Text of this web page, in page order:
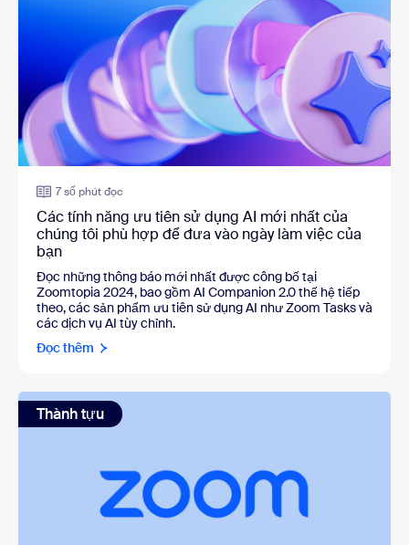
7 số phút đọc
Các tính năng ưu tiên sử dụng AI mới nhất của
chúng tôi phù hợp để đưa vào ngày làm việc của
bạn
Đọc những thông báo mới nhất được công bố tại
Zoomtopia 2024, bao gồm AI Companion 2.0 thế hệ tiếp
theo, các sản phẩm ưu tiên sử dụng AI như Zoom Tasks và
các dịch vụ AI tùy chỉnh.
Đọc thêm
Thành tựu